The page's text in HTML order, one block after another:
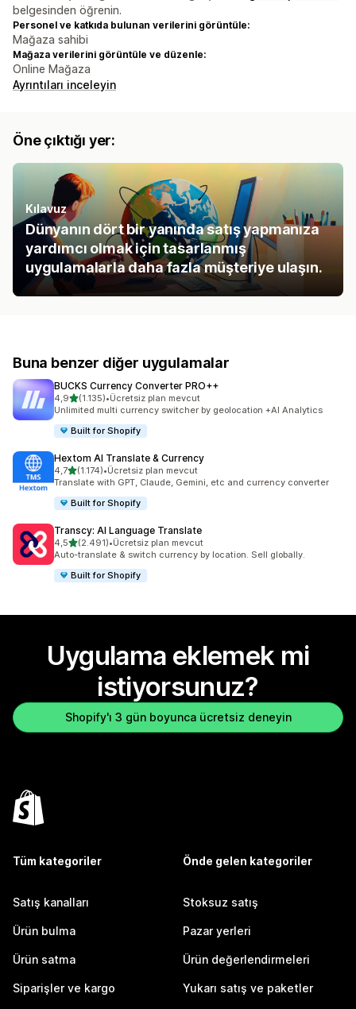
belgesinden öğrenin.
Personel ve katkıda bulunan verilerini görüntüle:
Mağaza sahibi
Mağaza verilerini görüntüle ve düzenle:
Online Mağaza
Ayrıntıları inceleyin
Öne çıktığı yer:
Kılavuz
Dünyanın dört bir yanında satış yapmanıza
yardımcı olmak için tasarlanmış
uygulamalarla daha fazla müşteriye ulaşın.
Buna benzer diğer uygulamalar
BUCKS Currency Converter PRO++
4,95 yıldız üzerinden
(1.135)
toplam 1135 değerlendirme
•Ücretsiz plan mevcut
Unlimited multi currency switcher by geolocation +AI Analytics
Built for Shopify
Hextom AI Translate & Currency
4,75 yıldız üzerinden
(1.174)
toplam 1174 değerlendirme
•Ücretsiz plan mevcut
Translate with GPT, Claude, Gemini, etc and currency converter
Built for Shopify
Transcy: AI Language Translate
4,55 yıldız üzerinden
(2.491)
toplam 2491 değerlendirme
•Ücretsiz plan mevcut
Auto-translate & switch currency by location. Sell globally.
Built for Shopify
Uygulama eklemek mi
istiyorsunuz?
Shopify'ı 3 gün boyunca ücretsiz deneyin
Tüm kategoriler
Satış kanalları
Ürün bulma
Ürün satma
Siparişler ve kargo
Önde gelen kategoriler
Stoksuz satış
Pazar yerleri
Ürün değerlendirmeleri
Yukarı satış ve paketler